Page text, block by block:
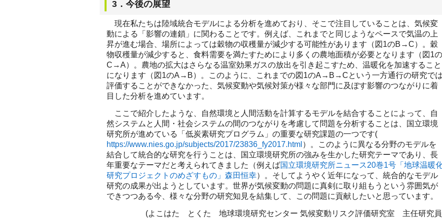
3．今後の展望
現在私たちは陸域統合モデルによる分析を進めており、そこで注目していることは、気候変
動による「影響の連鎖」に関わることです。例えば、これまでと同じようなペースで気温の上
昇が進む場合、場所によっては穀物の収穫量が減少する可能性があります（図1のB→C）。穀
物収穫量が減少すると、食料需要を満たすためにより多くの農地面積が必要となります（図1の
C→A）。農地の拡大はさらなる温室効果ガスの放出を引き起こすため、温暖化を加速すること
になります（図1のA→B）。このように、これまでの図1のA→B→Cという一方通行の研究では
評価することができなかった、気候変動や気候対策が様々な部門に及ぼす影響のつながりに着
目した分析を進めています。
ここで紹介したような、自然環境と人間活動を計算するモデルを結合することによって、自
然システムと人間・社会システムの間のつながりを考慮して問題を分析することは、国立環境
研究所が進めている「低炭素研究プログラム」の重要な研究課題の一つです(
https://www.nies.go.jp/subjects/2017/23836_fy2017.html ）。このように異なる分野のモデルを
結合して統合的な研究を行うことは、国立環境研究所の強みを生かした研究テーマであり、長
年重要なテーマだと考えられてきました（例えば国立環境研究所ニュース20巻1号「地球温暖
研究プロジェクトのめざすもの」森田恒幸）。そしてようやく近年になって、統合的なモデル
研究の成果が出ようとしています。世界が気候変動の問題に真剣に取り組もうという雰囲気が
できつつある今、様々な分野の研究知見を結集して、この問題に貢献したいと思っています。
(よこはた とくた 地球環境研究センター 気候変動リスク評価研究室 主任研究